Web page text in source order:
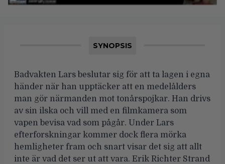
SYNOPSIS
Badvakten Lars beslutar sig för att ta lagen i egna
händer när han upptäcker att en medelålders
man gör närmanden mot tonårspojkar. Han drivs
av sin ilska och vill med en filmkamera som
vapen bevisa vad som pågår. Under Lars
efterforskningar kommer dock flera mörka
hemligheter fram och snart visar det sig att allt
inte är vad det ser ut att vara. Erik Richter Strand